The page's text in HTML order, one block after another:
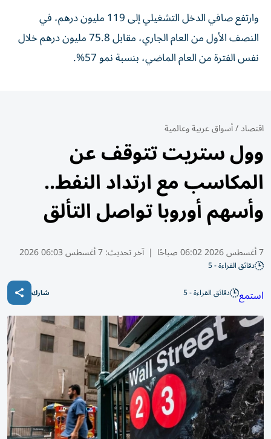
وارتفع صافي الدخل التشغيلي إلى 119 مليون درهم، في
النصف الأول من العام الجاري، مقابل 75.8 مليون درهم خلال
نفس الفترة من العام الماضي، بنسبة نمو 57%.
اقتصاد/أسواق عربية وعالمية
وول ستريت تتوقف عن
المكاسب مع ارتداد النفط..
وأسهم أوروبا تواصل التألق
7 أغسطس 2026 06:02 صباحًا | آخر تحديث:7 أغسطس 06:03 2026
دقائق القراءة - 5
استمع دقائق القراءة - 5 شارك